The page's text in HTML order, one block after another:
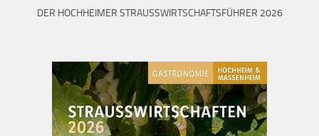
DER HOCHHEIMER STRAUSSWIRTSCHAFTSFÜHRER 2026